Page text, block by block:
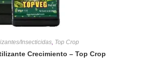
Insecticidas, Top Crop
Crecimiento – Top Crop